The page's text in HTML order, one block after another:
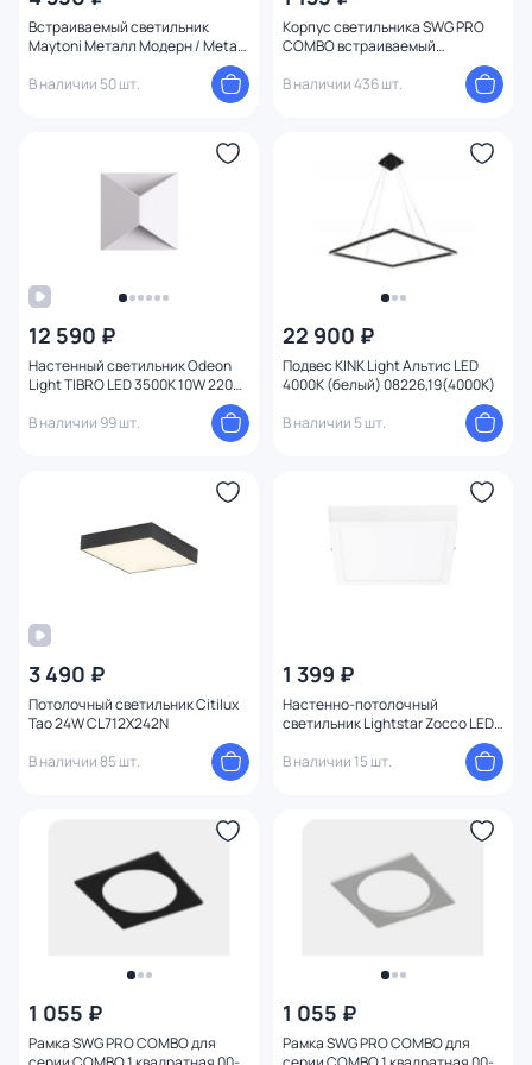
Встраиваемый светильник
Maytoni Металл Модерн / Metal
переключателем цветовой
температуры DL008-12W2.7-3-
В наличии 50 шт.
Корпус светильника SWG PRO
COMBO встраиваемый
квадратный 00-00004173 белый
В наличии 436 шт.
12 590 ₽
Настенный светильник Odeon
Light TIBRO LED 3500K 10W 220V
В наличии 99 шт.
22 900 ₽
Подвес KINK Light Альтис LED
4000К (белый) 08226,19(4000K)
В наличии 5 шт.
3 490 ₽
Потолочный светильник Citilux
Тао 24W CL712X242N
В наличии 85 шт.
1 399 ₽
Настенно-потолочный
светильник Lightstar Zocco LED
В наличии 15 шт.
1 055 ₽
Рамка SWG PRO COMBO для
1 055 ₽
Рамка SWG PRO COMBO для